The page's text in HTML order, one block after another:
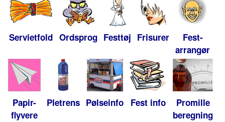
Servietfold Ordsprog Festtøj Frisurer
Fest-
arrangør
Papir-
flyvere
Pletrens Pølseinfo Fest info
Promille
beregning